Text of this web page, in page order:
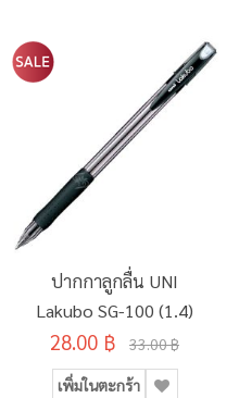
ปากกาลูกลื่น UNI
Lakubo SG-100 (1.4)
28.00 ฿ 33.00 ฿
เพิ่มในตะกร้า